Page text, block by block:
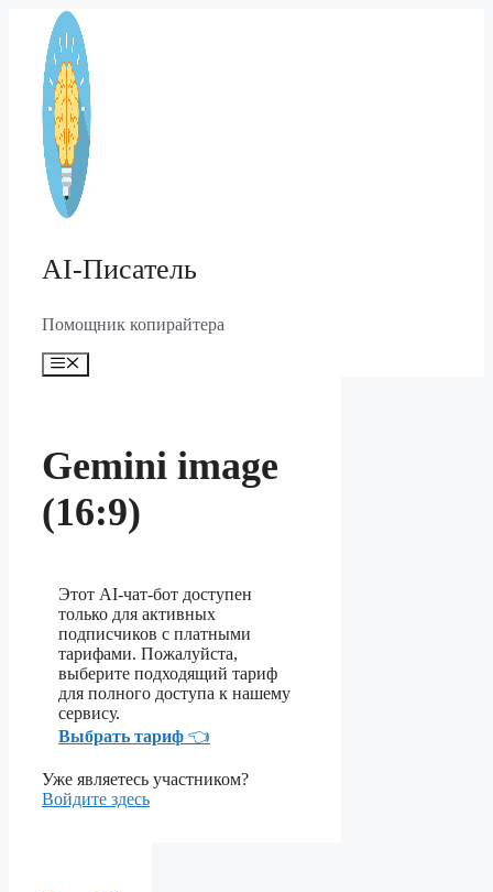
Перейти
содержимому
AI-Писатель
Помощник копирайтера
Меню
Gemini image
(16:9)
Этот AI-чат-бот доступен
только для активных
подписчиков с платными
тарифами. Пожалуйста,
выберите подходящий тариф
для полного доступа к нашему
сервису.
Выбрать тариф 👈
Уже являетесь участником?
Войдите здесь